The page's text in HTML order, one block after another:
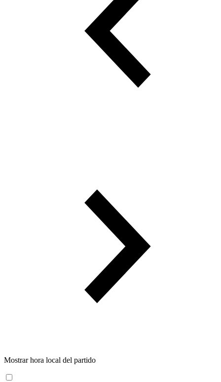
Mostrar hora local del partido